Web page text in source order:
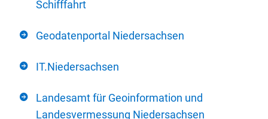
Schifffahrt
Geodatenportal Niedersachsen
IT.Niedersachsen
Landesamt für Geoinformation und
Landesvermessung Niedersachsen